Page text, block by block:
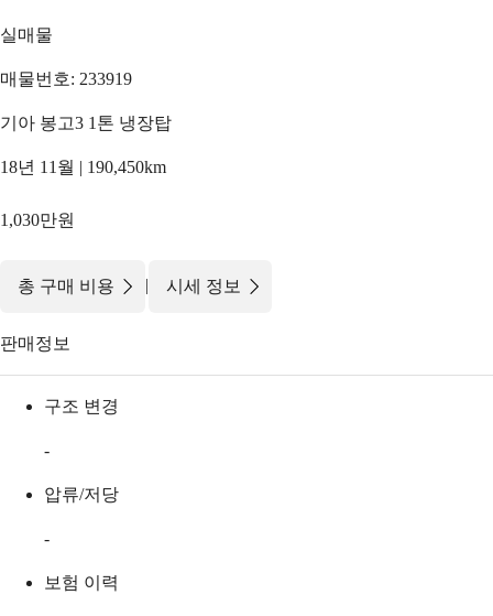
실매물
매물번호: 233919
기아 봉고3 1톤 냉장탑
18년 11월 | 190,450km
1,030만원
총 구매 비용 | 시세 정보
판매정보
구조 변경
-
압류/저당
-
보험 이력